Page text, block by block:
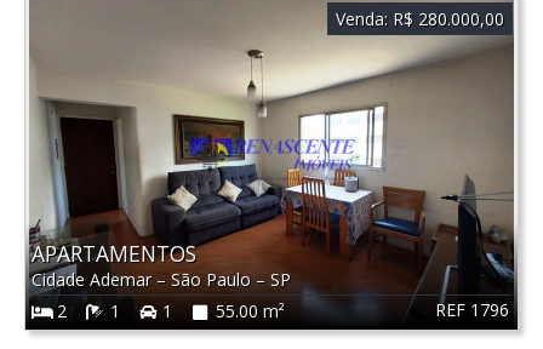
REF 1796
APARTAMENTOS
Cidade Ademar – São Paulo– SP
2
1 1 55.00 m²
Venda: R$ 280.000,00